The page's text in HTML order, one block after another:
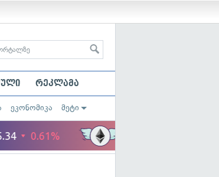
რეკლამა
ეკონომიკა მეტი